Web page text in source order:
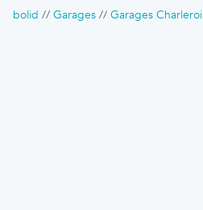
bolid Garages Garages Charleroi